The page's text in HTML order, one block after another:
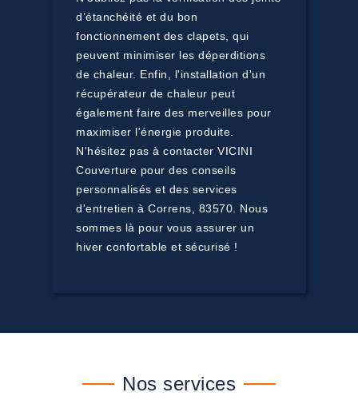
d’étanchéité et du bon
fonctionnement des clapets, qui
peuvent minimiser les déperditions
de chaleur. Enfin, l'installation d'un
récupérateur de chaleur peut
également faire des merveilles pour
maximiser l'énergie produite.
N'hésitez pas à contacter VICINI
Couverture pour des conseils
personnalisés et des services
d'entretien à Correns, 83570. Nous
sommes là pour vous assurer un
hiver confortable et sécurisé !
Nos services